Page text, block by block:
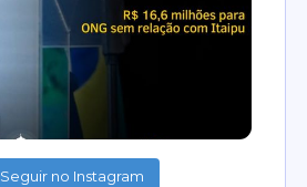
Seguir no Instagram